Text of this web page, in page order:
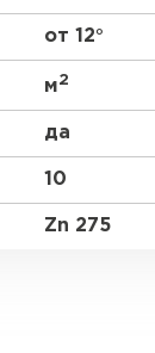
от 12°
м2
да
10
Zn 275